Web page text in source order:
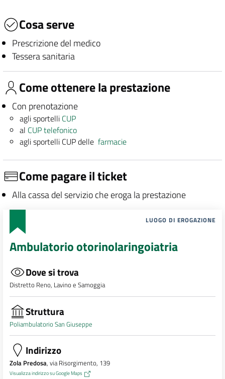
Cosa serve
Prescrizione del medico
Tessera sanitaria
Come ottenere la prestazione
Con prenotazione
agli sportelli CUP
al CUP telefonico
agli sportelli CUP dellefarmacie
Come pagare il ticket
Alla cassa del servizio che eroga la prestazione
LUOGO DI EROGAZIONE
Ambulatorio otorinolaringoiatria
Dove si trova
Distretto Reno, Lavino e Samoggia
Struttura
Poliambulatorio San Giuseppe
Indirizzo
Zola Predosa, via Risorgimento, 139
Visualizza indirizzo su Google Maps